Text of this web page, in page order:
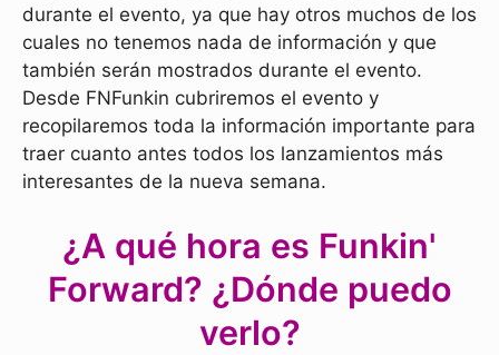
durante el evento, ya que hay otros muchos de los
cuales no tenemos nada de información y que
también serán mostrados durante el evento.
Desde FNFunkin cubriremos el evento y
recopilaremos toda la información importante para
traer cuanto antes todos los lanzamientos más
interesantes de la nueva semana.
¿A qué hora es Funkin'
Forward? ¿Dónde puedo
verlo?